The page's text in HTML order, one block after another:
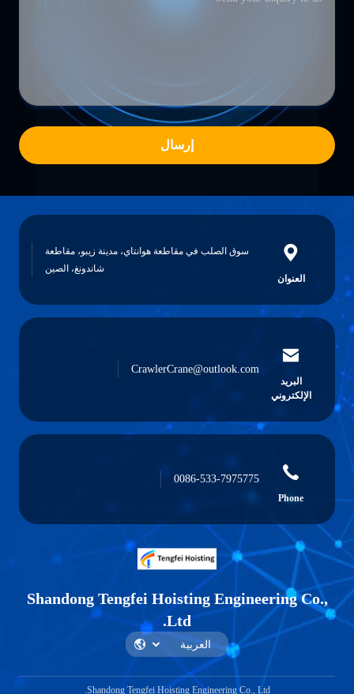
إرسال
العنوان
سوق الصلب في مقاطعة هوانتاي، مدينة زيبو، مقاطعة
شاندونغ، الصين
البريد
الإلكتروني
CrawlerCrane@outlook.com
Phone
0086-533-7975775
Shandong Tengfei Hoisting Engineering Co.,
Ltd.
Shandong Tengfei Hoisting Engineering Co., Ltd.